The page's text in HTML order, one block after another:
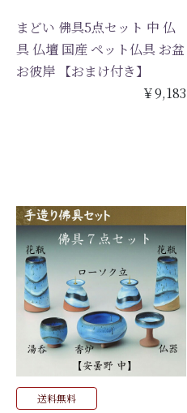
まどい 佛具5点セット 中 仏
具 仏壇 国産 ペット仏具 お盆
お彼岸 【おまけ付き】
￥9,183
送料無料